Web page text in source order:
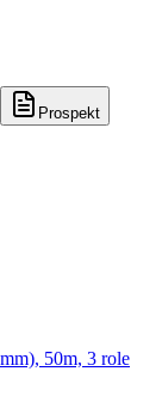
Prospekt
50m, 3 role